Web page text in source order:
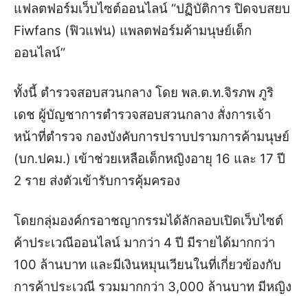
แฟลตฟอร์มเว็บไซต์ออนไลน์ “ปฏิบัติการ ปิดจบสยบ
Fiwfans (ฟิวแฟน) แพลตฟอร์มค้ามนุษย์เด็ก
ออนไลน์”
ทั้งนี้ ตำรวจสอบสวนกลาง โดย พล.ต.ท.จิรภพ ภูริ
เดช ผู้บัญชาการตำรวจสอบสวนกลาง สั่งการเจ้า
หน้าที่ตำรวจ กองบังคับการปราบปรามการค้ามนุษย์
(บก.ปคม.) เข้าช่วยเหลือเด็กหญิงอายุ 16 และ 17 ปี
2 ราย ส่งตัวเข้ารับการคุ้มครอง
โดยกลุ่มองค์กรอาชญากรรมได้ลักลอบเปิดเว็บไซต์
ค้าประเวณีออนไลน์ มากว่า 4 ปี มีรายได้มากกว่า
100 ล้านบาท และมีเงินหมุนเวียนในที่เกี่ยวข้องกับ
การค้าประเวณี รวมมากกว่า 3,000 ล้านบาท มีหญิง